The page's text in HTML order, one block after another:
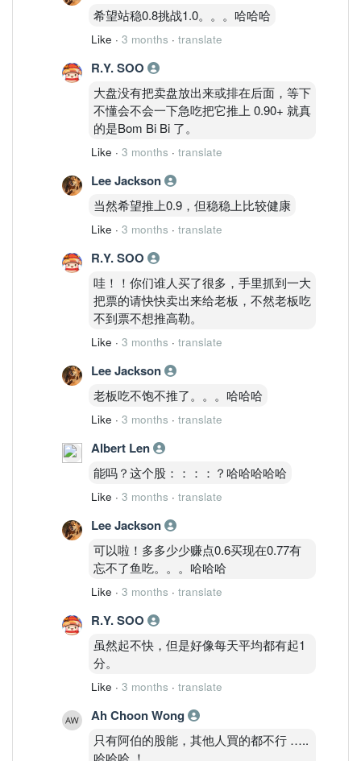
希望站稳0.8挑战1.0。。。哈哈哈
Like · 3 months · translate
R.Y. SOO
大盘没有把卖盘放出来或排在后面，等下
不懂会不会一下急吃把它推上 0.90+ 就真
的是Bom Bi Bi 了。
Like · 3 months · translate
Lee Jackson
当然希望推上0.9，但稳稳上比较健康
Like · 3 months · translate
R.Y. SOO
哇！！你们谁人买了很多，手里抓到一大
把票的请快快卖出来给老板，不然老板吃
不到票不想推高勒。
Like · 3 months · translate
Lee Jackson
老板吃不饱不推了。。。哈哈哈
Like · 3 months · translate
Albert Len
能吗？这个股：：：：？哈哈哈哈哈
Like · 3 months · translate
Lee Jackson
可以啦！多多少少赚点0.6买现在0.77有
忘不了鱼吃。。。哈哈哈
Like · 3 months · translate
R.Y. SOO
虽然起不快，但是好像每天平均都有起1
分。
Like · 3 months · translate
Ah Choon Wong
只有阿伯的股能，其他人買的都不行 …..
哈哈哈 ！